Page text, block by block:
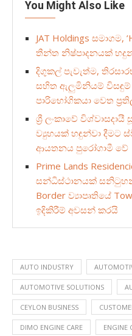
You Might Also Like
JAT Holdings
තීන්ත නිෂ්පාදනයක්
දිගුකල් පැවැත්ම,
සහිත ඇලුමිනියම් විසඳුම්
පාරිභෝගිකයා වෙත
ශ්‍රී ලංකාවේ
ව්‍යුහයක් හඳුන්වා දීමට
ආයතනය පුරෝගාමී වේ
Prime Lands
සන්ධිස්ථානයක් සනිටුහන්
Border ව්‍යාපෘතියේ
ඉදිකිරීම් අවසන් කරයි
AUTO INDUSTRY
AUTOMOTIVE SOLUTIONS
CEYLON BUSINESS
DIMO ENGINE CARE ENGINE